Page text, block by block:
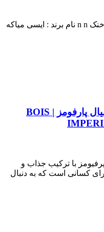
گروه بویایی : معطر میوه ای n طبع : خنک n n نام برند : ایسی میاکه
عطر ادکلن بویزه امپریال اسنشیال پارفومز | BOIS
24,834,700تومان
با ترکیب جذاب و
کسانی است که به دنبال